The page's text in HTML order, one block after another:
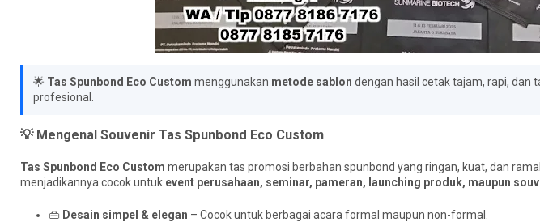
🌟 Tas Spunbond Eco Custom menggunakan metode sablon dengan hasil cetak tajam, rapi, dan
profesional.
💡 Mengenal Souvenir Tas Spunbond Eco Custom
Tas Spunbond Eco Custom merupakan tas promosi berbahan spunbond yang ringan, kuat, dan
menjadikannya cocok untuk event perusahaan, seminar, pameran, launching produk, maupun
👜 Desain simpel & elegan – Cocok untuk berbagai acara formal maupun non-formal.